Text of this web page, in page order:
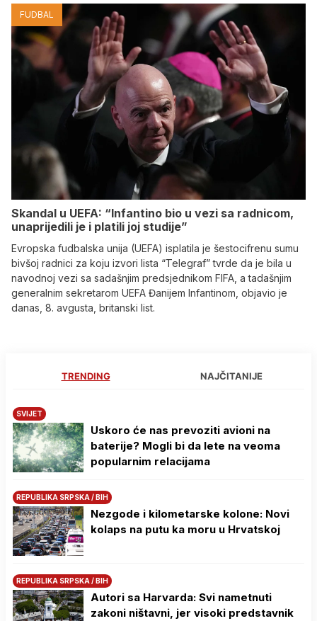
FUDBAL
Skandal u UEFA: “Infantino bio u vezi sa radnicom,
unaprijedili je i platili joj studije”
Evropska fudbalska unija (UEFA) isplatila je šestocifrenu sumu
bivšoj radnici za koju izvori lista “Telegraf” tvrde da je bila u
navodnoj vezi sa sadašnjim predsjednikom FIFA, a tadašnjim
generalnim sekretarom UEFA Đanijem Infantinom, objavio je
danas, 8. avgusta, britanski list.
TRENDING NAJČITANIJE
SVIJET
Uskoro će nas prevoziti avioni na
baterije? Mogli bi da lete na veoma
popularnim relacijama
REPUBLIKA SRPSKA / BIH
Nezgode i kilometarske kolone: Novi
kolaps na putu ka moru u Hrvatskoj
REPUBLIKA SRPSKA / BIH
Autori sa Harvarda: Svi nametnuti
zakoni ništavni, jer visoki predstavnik